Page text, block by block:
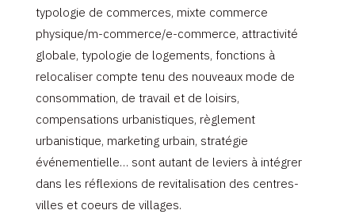
typologie de commerces, mixte commerce
physique/m-commerce/e-commerce, attractivité
globale, typologie de logements, fonctions à
relocaliser compte tenu des nouveaux mode de
consommation, de travail et de loisirs,
compensations urbanistiques, règlement
urbanistique, marketing urbain, stratégie
événementielle… sont autant de leviers à intégrer
dans les réflexions de revitalisation des centres-
villes et coeurs de villages.